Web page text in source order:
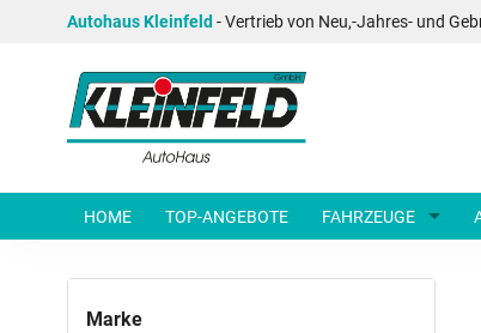
Autohaus Kleinfeld - Vertrieb von Neu,-Jahres- und
HOME TOP-ANGEBOTE FAHRZEUGE
Marke